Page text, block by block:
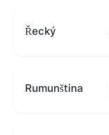
Řecký
Rumunština